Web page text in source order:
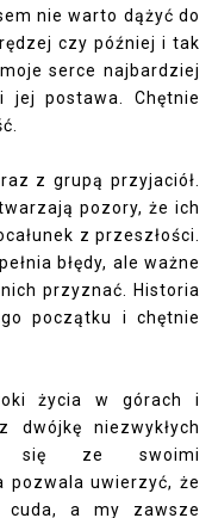
nie warto dążyć do
czy później i tak
serce najbardziej
jej postawa. Chętnie
z grupą przyjaciół.
pozory, że ich
z przeszłości.
błędy, ale ważne
przyznać. Historia
początku i chętnie
życia w górach i
niezwykłych
się ze swoimi
pozwala uwierzyć, że
cuda, a my zawsze